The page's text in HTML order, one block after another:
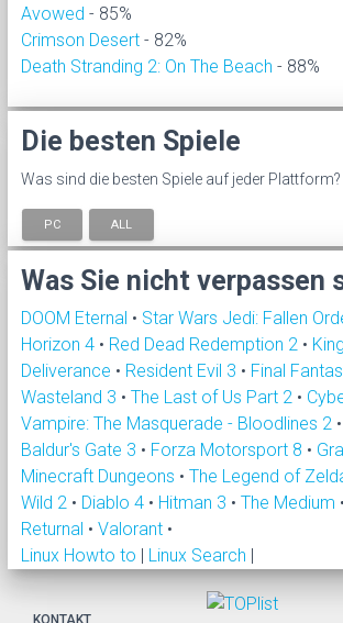
Avowed - 85%
Crimson Desert - 82%
Death Stranding 2: On The Beach - 88%
Die besten Spiele
Was sind die besten Spiele auf jeder Plattform?
PC ALL
Was Sie nicht verpassen
DOOM Eternal • Star Wars Jedi: Fallen
Horizon 4 • Red Dead Redemption 2 •
Deliverance • Resident Evil 3 • Final
Wasteland 3 • The Last of Us Part 2 •
Vampire: The Masquerade - Bloodlines 2 •
Baldur's Gate 3 • Forza Motorsport 8 •
Minecraft Dungeons • The Legend of
Wild 2 • Diablo 4 • Hitman 3 • The Medium •
Returnal • Valorant •
Linux Howto to
Linux Search